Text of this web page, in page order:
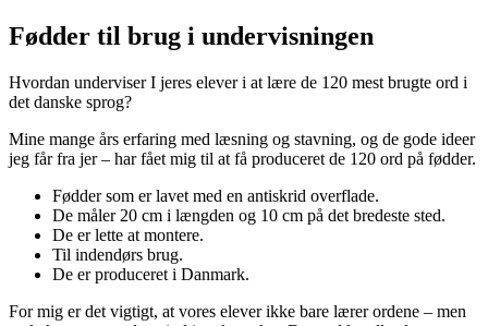
Fødder til brug i undervisningen
Hvordan underviser I jeres elever i at lære de 120 mest brugte ord i
det danske sprog?
Mine mange års erfaring med læsning og stavning, og de gode ideer
jeg får fra jer – har fået mig til at få produceret de 120 ord på fødder.
Fødder som er lavet med en antiskrid overflade.
De måler 20 cm i længden og 10 cm på det bredeste sted.
De er lette at montere.
Til indendørs brug.
De er produceret i Danmark.
For mig er det vigtigt, at vores elever ikke bare lærer ordene – men